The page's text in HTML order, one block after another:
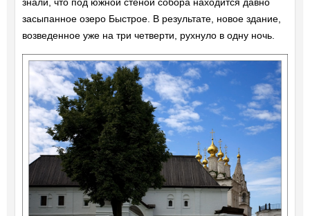
засыпанное озеро Быстрое. В результате, новое здание,
возведенное уже на три четверти, рухнуло в одну ночь.